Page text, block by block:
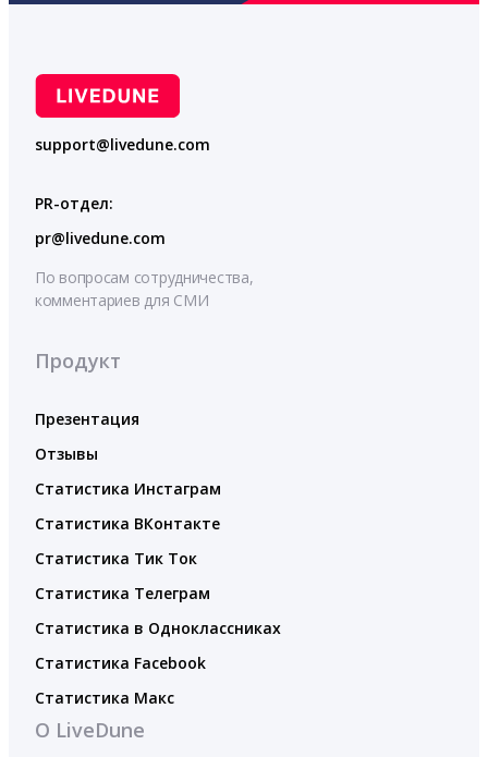
support@livedune.com
PR-отдел:
pr@livedune.com
По вопросам сотрудничества,
комментариев для СМИ
Продукт
Презентация
Отзывы
Статистика Инстаграм
Статистика ВКонтакте
Статистика Тик Ток
Статистика Телеграм
Статистика в Одноклассниках
Статистика Facebook
Статистика Макс
О LiveDune